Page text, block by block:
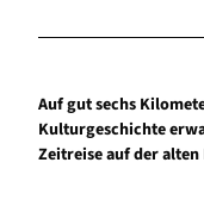
Auf gut sechs
Kulturgeschichte
Zeitreise auf der